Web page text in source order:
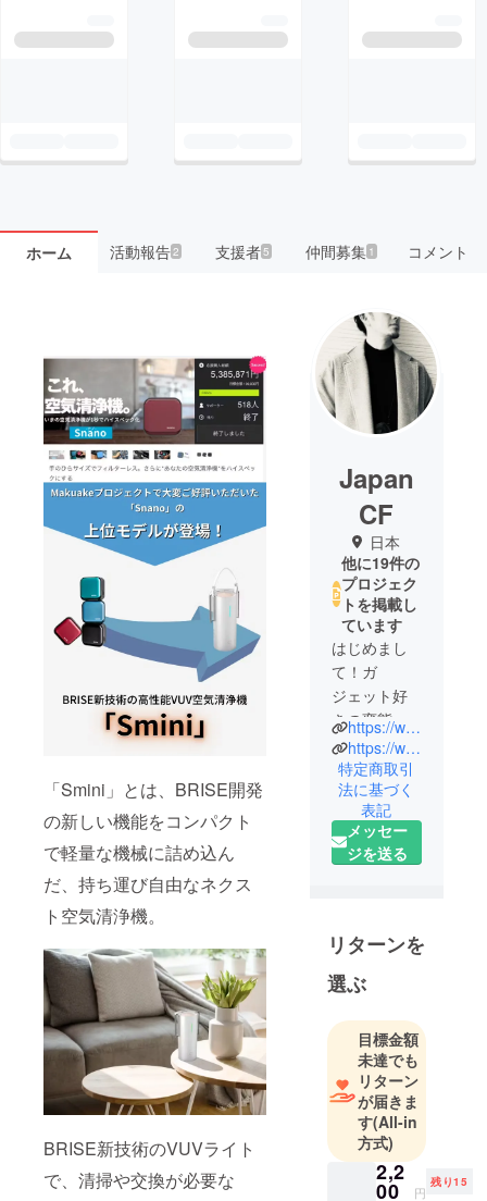
ホーム 活動報告2 支援者5 仲間募集 1 コメント
「Smini」とは、BRISE開発
の新しい機能をコンパクト
で軽量な機械に詰め込ん
だ、持ち運び自由なネクス
ト空気清浄機。
BRISE新技術のVUVライト
で、清掃や交換が必要な
Japan
CF
日本
他に19件の
プロジェク
トを掲載し
ています
はじめまし
て！ガ
ジェット好
きの変態。
ジャパンク
ラウドファ
ンディング
の一之瀬で
す。
は、"個人的
な独断と偏
見"で多くの
ら選ばれ
た、エリー
ト製品 と 雑
草組 が融合
した商品達
です。
https://www.instagram.com/japancrowdfunding
https://www.shop.japancrowdfunding.com/pages/all
特定商取引
法に基づく
表記
メッセー
ジを送る
リターンを
選ぶ
目標金額
未達でも
リターン
が届きま
す(All-in
方式)
2,2
00 円
残り15